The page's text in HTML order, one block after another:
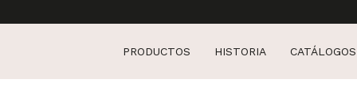
PRODUCTOS HISTORIA CATÁLOGOS